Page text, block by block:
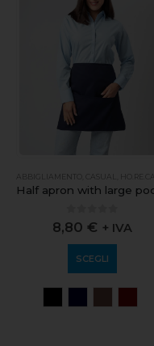
ABBIGLIAMENTO CASUAL HO.RE.CA.
0 out of 5
8,80 € + IVA
SCEGLI